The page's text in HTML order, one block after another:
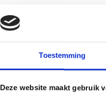
Toestemming
Deze website maakt gebruik